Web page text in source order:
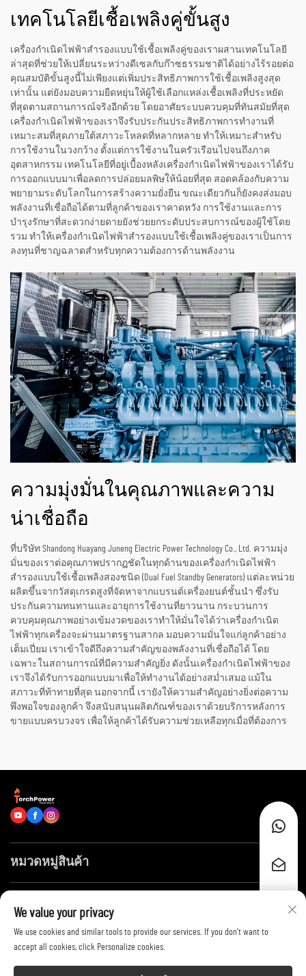
เทคโนโลยีเชื้อเพลิงคู่ขั้นสูง
เครื่องกำเนิดไฟฟ้าสำรองแบบใช้เชื้อเพลิงคู่ของเราผสานเทคโนโลยี
ล่าสุดที่ช่วยให้เปลี่ยนระหว่างดีเซลกับก๊าซธรรมชาติได้อย่างไร้รอยต่อ
คุณสมบัติขั้นสูงนี้ไม่เพียงแต่เพิ่มประสิทธิภาพการใช้เชื้อเพลิงสูงสุด
เท่านั้น แต่ยังมอบความยืดหยุ่นให้ผู้ใช้เลือกแหล่งเชื้อเพลิงที่ประหยัด
ที่สุดตามสถานการณ์จริงอีกด้วย โดยอาศัยระบบควบคุมที่ทันสมัยที่สุด
เครื่องกำเนิดไฟฟ้าของเราจึงรับประกันประสิทธิภาพการทำงานที่
เหมาะสมที่สุดภายใต้สภาวะโหลดที่หลากหลาย ทำให้เหมาะสำหรับ
การใช้งานในวงกว้าง ตั้งแต่การใช้งานในครัวเรือนไปจนถึงภาค
อุตสาหกรรม เทคโนโลยีที่อยู่เบื้องหลังเครื่องกำเนิดไฟฟ้าของเราได้รับ
การออกแบบมาเพื่อลดการปล่อยมลพิษให้น้อยที่สุด สอดคล้องกับความ
พยายามระดับโลกในการสร้างความยั่งยืน ขณะเดียวกันก็ยังคงส่งมอบ
พลังงานที่เชื่อถือได้ตามที่ลูกค้าของเราคาดหวัง การใช้งานและการ
บำรุงรักษาที่สะดวกง่ายดายยังช่วยยกระดับประสบการณ์ของผู้ใช้โดย
รวม ทำให้เครื่องกำเนิดไฟฟ้าสำรองแบบใช้เชื้อเพลิงคู่ของเราเป็นการ
ลงทุนที่ชาญฉลาดสำหรับทุกความต้องการด้านพลังงาน
ความมุ่งมั่นในคุณภาพและความ
น่าเชื่อถือ
ที่บริษัท Shandong Huayang Juneng Electric Power Technology Co., Ltd. ความมุ่ง
มั่นของเราต่อคุณภาพปรากฏชัดในทุกด้านของเครื่องกำเนิดไฟฟ้า
สำรองแบบใช้เชื้อเพลิงสองชนิด (Dual Fuel Standby Generators) แต่ละหน่วย
ผลิตขึ้นจากวัสดุเกรดสูงที่จัดหาจากแบรนด์เครื่องยนต์ชั้นนำ ซึ่งรับ
ประกันความทนทานและอายุการใช้งานที่ยาวนาน กระบวนการ
ควบคุมคุณภาพอย่างเข้มงวดของเราทำให้มั่นใจได้ว่าเครื่องกำเนิด
ไฟฟ้าทุกเครื่องจะผ่านมาตรฐานสากล มอบความมั่นใจแก่ลูกค้าอย่าง
เต็มเปี่ยม เราเข้าใจดีถึงความสำคัญของพลังงานที่เชื่อถือได้ โดย
เฉพาะในสถานการณ์ที่มีความสำคัญยิ่ง ดังนั้นเครื่องกำเนิดไฟฟ้าของ
เราจึงได้รับการออกแบบมาเพื่อให้ทำงานได้อย่างสม่ำเสมอ แม้ใน
สภาวะที่ท้าทายที่สุด นอกจากนี้ เรายังให้ความสำคัญอย่างยิ่งต่อความ
พึงพอใจของลูกค้า จึงสนับสนุนผลิตภัณฑ์ของเราด้วยบริการหลังการ
ขายแบบครบวงจร เพื่อให้ลูกค้าได้รับความช่วยเหลือทุกเมื่อที่ต้องการ
หมวดหมู่สินค้า
ติดต่อเรา
We value your privacy
We use cookies and similar tools to provide our services. If you don't want to
accept all cookies, click Personalize cookies.